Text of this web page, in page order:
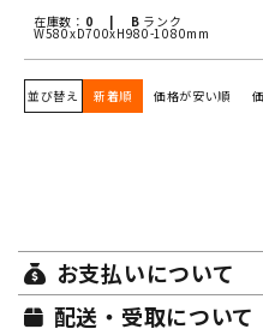
在庫数： 0 | B ランク
W580xD700xH980-1080mm
並び替え 新着順 価格が安い順
お支払いについて
配送・受取について